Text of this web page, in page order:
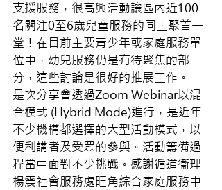
支援服務，很高興活動讓區內近100
名關注0至6歲兒童服務的同工聚首一
堂！在目前主要青少年或家庭服務單
位中，幼兒服務仍是有待聚焦的部
分，這些討論是很好的推展工作。
是次分享會透過Zoom Webinar以混
合模式 (Hybrid Mode)進行，是近年
不少機構都選擇的大型活動模式，以
便利講者及受眾的參與。活動籌備過
程當中面對不少挑戰。感謝循道衞理
楊震社會服務處旺角綜合家庭服務中